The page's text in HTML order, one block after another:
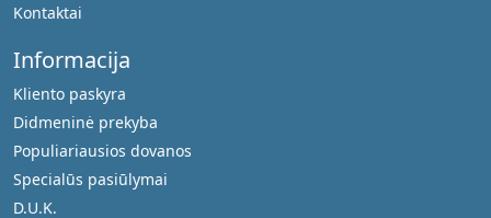
Kontaktai
Informacija
Kliento paskyra
Didmeninė prekyba
Populiariausios dovanos
Specialūs pasiūlymai
D.U.K.